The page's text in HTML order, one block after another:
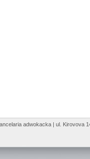
adwokacka | ul. Kirovova